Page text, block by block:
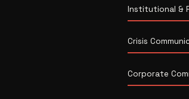
Institutional &
Crisis
Corporate